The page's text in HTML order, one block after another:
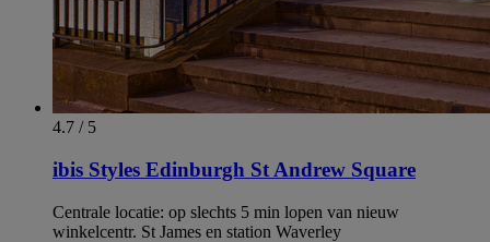
4.7 / 5
ibis Styles Edinburgh St Andrew Square
Centrale locatie: op slechts 5 min lopen van nieuw
winkelcentr. St James en station Waverley